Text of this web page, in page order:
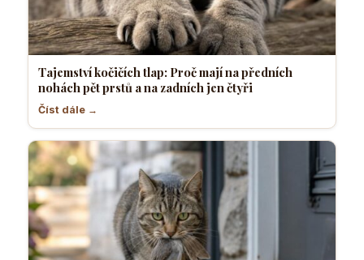
Tajemství kočičích tlap: Proč mají na předních
nohách pět prstů a na zadních jen čtyři
Číst dále →